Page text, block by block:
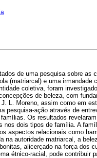
de uma pesquisa sobre
(matriarcal) e uma
coletiva, foram
de beleza, com
L. Moreno, assim como em
pesquisa-ação através de
Os resultados
nos dois tipos de família. A
aspectos relacionais como
na autoridade matriarcal, a
alicerçado na força dos
étnico-racial, pode contribuir